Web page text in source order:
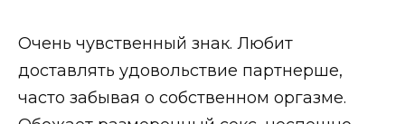
Очень чувственный знак. Любит
доставлять удовольствие партнерше,
часто забывая о собственном оргазме.